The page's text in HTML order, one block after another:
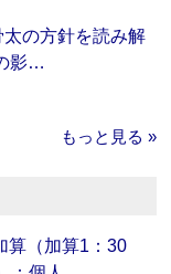
太の方針を読み解
影…
もっと見る »
算（加算1：30